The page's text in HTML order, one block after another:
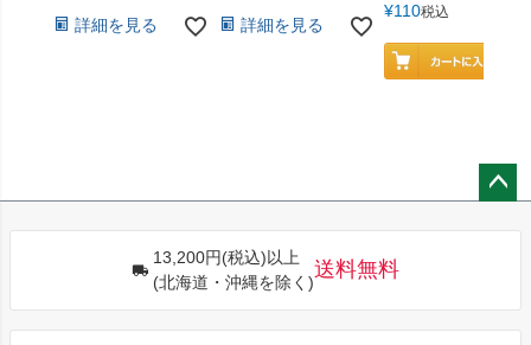
詳細を見る 詳細を見る
¥110税込
13,200円(税込)以上
(北海道・沖縄を除く)
送料無料